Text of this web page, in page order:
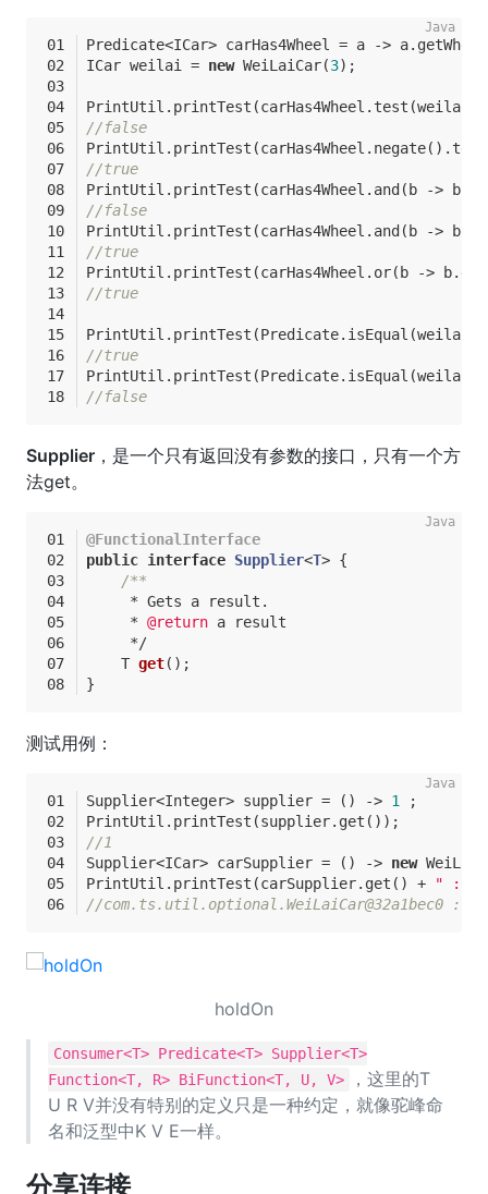
Predicate<ICar> carHas4Wheel = a ->
ICar weilai = new WeiLaiCar(3);
//false
//true
PrintUtil.printTest(carHas4Wheel.and(b ->
//false
PrintUtil.printTest(carHas4Wheel.and(b ->
//true
PrintUtil.printTest(carHas4Wheel.or(b ->
//true
//true
//false
Supplier ，是一个只有返回没有参数的接口，只有一个方
法get。
@FunctionalInterface
public interface Supplier<T> {
/**
     * Gets a result.
     *
@return a result
     */
T get() ;
}
测试用例：
Supplier<Integer> supplier = () -> 1 ;
PrintUtil.printTest(supplier.get());
//1
Supplier<ICar> carSupplier = () -> new
PrintUtil.printTest(carSupplier.get() +
" : "
//com.ts.util.optional.WeiLaiCar@32a1bec0 : 5
holdOn
Consumer<T> Predicate<T> Supplier<T>
Function<T, R> BiFunction<T, U, V>
，这里的T
U R V并没有特别的定义只是一种约定，就像驼峰命
名和泛型中K V E一样。
分享连接